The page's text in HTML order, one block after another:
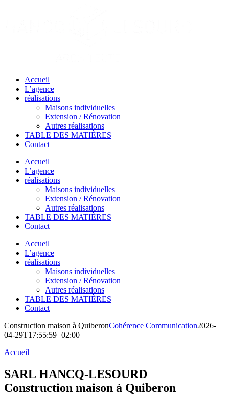
Accueil
L’agence
réalisations
Maisons individuelles
Extension / Rénovation
Autres réalisations
TABLE DES MATIÈRES
Contact
Accueil
L’agence
réalisations
Maisons individuelles
Extension / Rénovation
Autres réalisations
TABLE DES MATIÈRES
Contact
Accueil
L’agence
réalisations
Maisons individuelles
Extension / Rénovation
Autres réalisations
TABLE DES MATIÈRES
Contact
Construction maison à QuiberonCohérence Communication2026-
04-29T17:55:59+02:00
Accueil
SARL HANCQ-LESOURD
Construction maison à Quiberon